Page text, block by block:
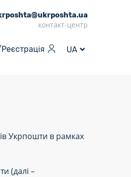
контакт-центр
Реєстрація UA
Укрпошти в рамках
(далі –